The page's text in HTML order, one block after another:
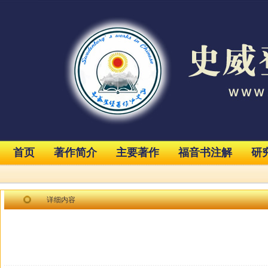
首页 著作简介 主要著作 福音书注解 研
详细内容